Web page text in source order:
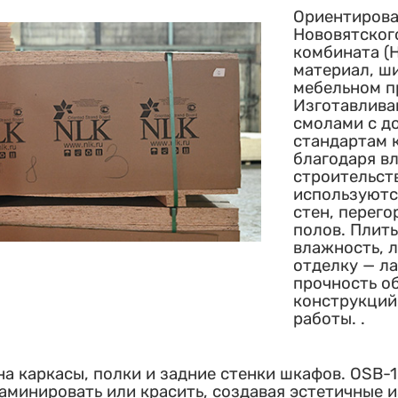
комбината
материал,
мебельном
смолами с
стандартам
благодаря
стен,
полов.
влажность,
отделку —
прочность
работы. .
каркасы, полки и задние стенки шкафов. OSB-
или красить, создавая эстетичные